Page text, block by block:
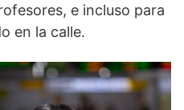
e incluso para
en la calle.